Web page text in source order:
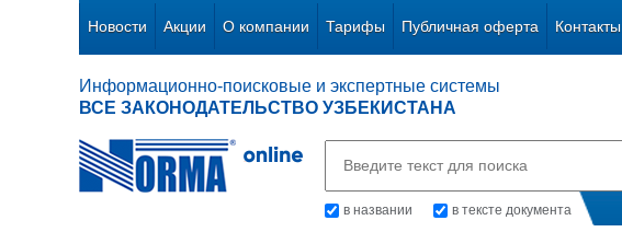
Новости Акции О компании Тарифы Публичная оферта Контакты
Информационно-поисковые и экспертные системы
ВСЕ ЗАКОНОДАТЕЛЬСТВО УЗБЕКИСТАНА
в названии в тексте документа